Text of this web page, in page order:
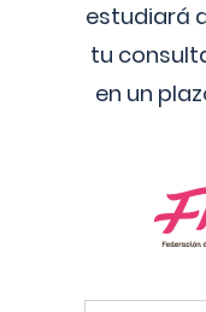
estudiará
tu
en un